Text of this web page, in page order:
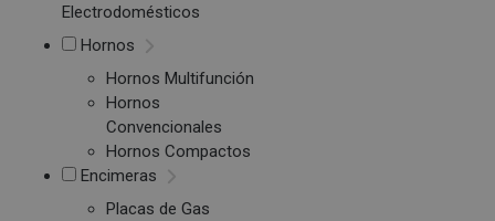
Electrodomésticos
Hornos
Hornos Multifunción
Hornos
Convencionales
Hornos Compactos
Encimeras
Placas de Gas